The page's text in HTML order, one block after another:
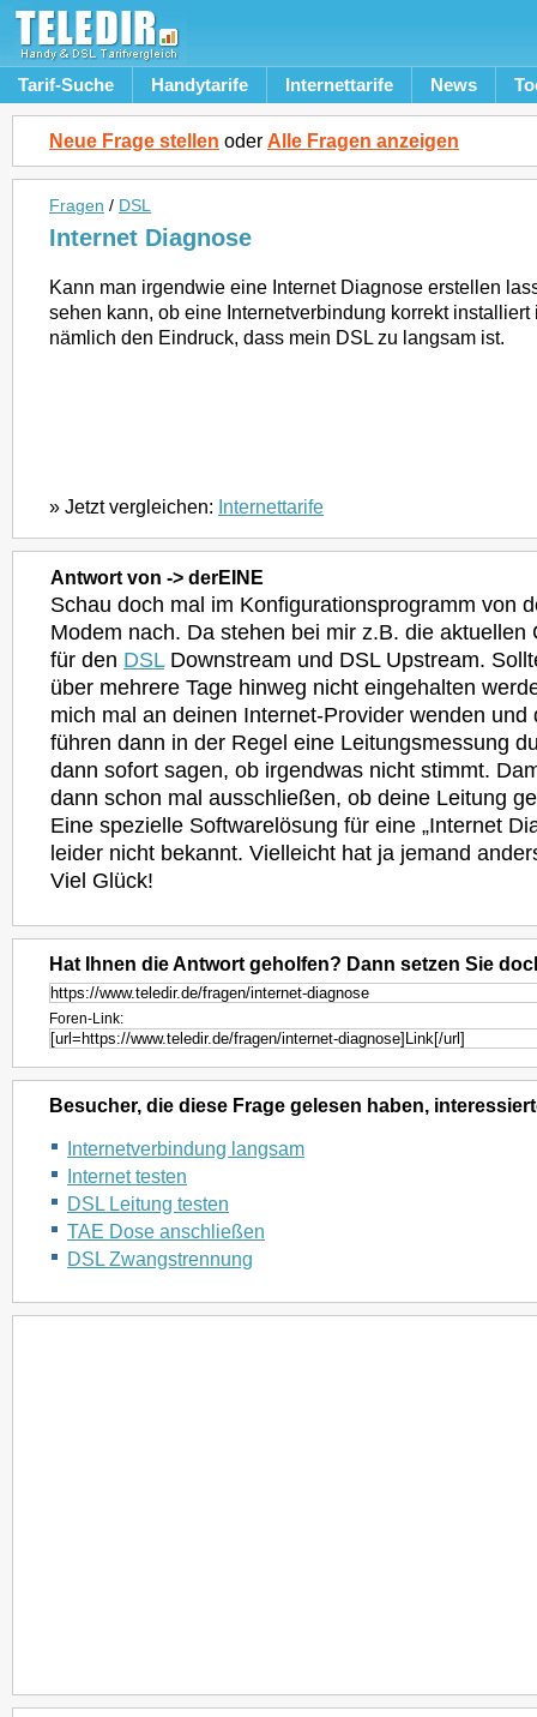
Tarif-Suche Handytarife Internettarife News
Neue Frage stellen oder Alle Fragen anzeigen
Fragen / DSL
Internet Diagnose
Kann man irgendwie eine Internet Diagnose erstellen
sehen kann, ob eine Internetverbindung korrekt installiert
nämlich den Eindruck, dass mein DSL zu langsam ist.
» Jetzt vergleichen: Internettarife
Antwort von -> derEINE
Schau doch mal im Konfigurationsprogramm von
Modem nach. Da stehen bei mir z.B. die aktuellen
für den DSLDownstream und DSL Upstream.
über mehrere Tage hinweg nicht eingehalten
mich mal an deinen Internet-Provider wenden und
führen dann in der Regel eine Leitungsmessung
dann sofort sagen, ob irgendwas nicht stimmt.
dann schon mal ausschließen, ob deine Leitung
Eine spezielle Softwarelösung für eine „Internet
leider nicht bekannt. Vielleicht hat ja jemand
Viel Glück!
Hat Ihnen die Antwort geholfen? Dann setzen Sie
Foren-Link:
Besucher, die diese Frage gelesen haben,
Internetverbindung langsam
Internet testen
DSL Leitung testen
TAE Dose anschließen
DSL Zwangstrennung